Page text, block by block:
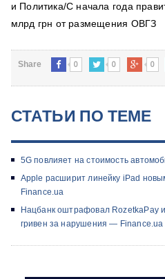
и Политика/С начала года
млрд грн от размещения ОВГЗ
Share 0 0 0
СТАТЬИ ПО ТЕМЕ
5G повлияет на стоимость
Apple расширит линейку iPad
Finance.ua
Нацбанк оштрафовал RozetkaPay
гривен за нарушения — Finance.ua